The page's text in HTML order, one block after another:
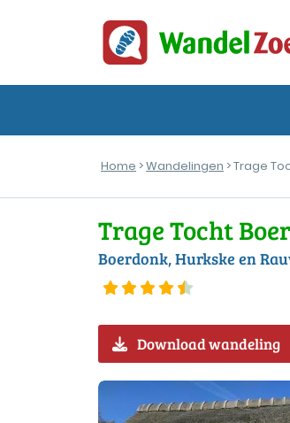
Home >Wandelingen > Trage
Trage Tocht
Boerdonk, Hurkske en
Download wandeling